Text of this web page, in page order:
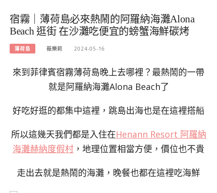
宿霧｜薄荷島必來熱鬧的阿羅納海灘Alona
Beach 逛街 在沙灘吃便宜的螃蟹海鮮碳烤
薄荷島 薇樂莉 2024-05-16
來到菲律賓宿霧薄荷島晚上去哪裡？最熱鬧的一帶
就是阿羅納海灘Alona Beach了
好吃好逛的都集中這裡，跳島出海也是在這裡搭船
所以這幾天我們都是入住在Henann Resort 阿羅納
海灘赫納度假村 ，地理位置相當方便，價位也不貴
走出去就是熱鬧的海灘，晚餐也都在這裡吃海鮮